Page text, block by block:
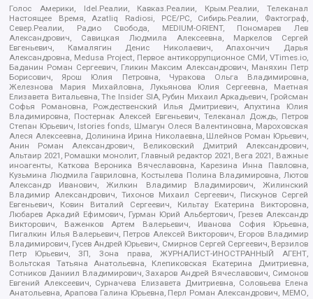
Голос Америки, Idel.Реалии, Кавказ.Реалии, Крым.Реалии, Телеканал
Настоящее Время, Azatliq Radiosi, PCE/PC, Сибирь.Реалии, Фактограф,
Север.Реалии, Радио Свобода, MEDIUM-ORIENT, Пономарев Лев
Александрович, Савицкая Людмила Алексеевна, Маркелов Сергей
Евгеньевич, Камалягин Денис Николаевич, Апахончич Дарья
Александровна, Medusa Project, Первое антикоррупционное СМИ, VTimes.io,
Баданин Роман Сергеевич, Гликин Максим Александрович, Маняхин Петр
Борисович, Ярош Юлия Петровна, Чуракова Ольга Владимировна,
Железнова Мария Михайловна, Лукьянова Юлия Сергеевна, Маетная
Елизавета Витальевна, The Insider SIA, Рубин Михаил Аркадьевич, Гройсман
Софья Романовна, Рождественский Илья Дмитриевич, Апухтина Юлия
Владимировна, Постернак Алексей Евгеньевич, Телеканал Дождь, Петров
Степан Юрьевич, Istories fonds, Шмагун Олеся Валентиновна, Мароховская
Алеся Алексеевна, Долинина Ирина Николаевна, Шлейнов Роман Юрьевич,
Анин Роман Александрович, Великовский Дмитрий Александрович,
Альтаир 2021, Ромашки монолит, Главный редактор 2021, Вега 2021, Важные
иноагенты, Каткова Вероника Вячеславовна, Карезина Инна Павловна,
Кузьмина Людмила Гавриловна, Костылева Полина Владимировна, Лютов
Александр Иванович, Жилкин Владимир Владимирович, Жилинский
Владимир Александрович, Тихонов Михаил Сергеевич, Пискунов Сергей
Евгеньевич, Ковин Виталий Сергеевич, Кильтау Екатерина Викторовна,
Любарев Аркадий Ефимович, Гурман Юрий Альбертович, Грезев Александр
Викторович, Важенков Артем Валерьевич, Иванова София Юрьевна,
Пигалкин Илья Валерьевич, Петров Алексей Викторович, Егоров Владимир
Владимирович, Гусев Андрей Юрьевич, Смирнов Сергей Сергеевич, Верзилов
Петр Юрьевич, ЗП, Зона права, ЖУРНАЛИСТ-ИНОСТРАННЫЙ АГЕНТ,
Вольтская Татьяна Анатольевна, Клепиковская Екатерина Дмитриевна,
Сотников Даниил Владимирович, Захаров Андрей Вячеславович, Симонов
Евгений Алексеевич, Сурначева Елизавета Дмитриевна, Соловьева Елена
Анатольевна, Арапова Галина Юрьевна, Перл Роман Александрович, МЕМО,